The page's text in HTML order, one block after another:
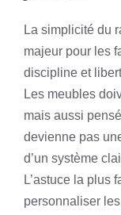
La simplicité du
majeur pour les
discipline et
Les meubles
mais aussi
devienne pas
d’un système
L’astuce la plus
personnaliser